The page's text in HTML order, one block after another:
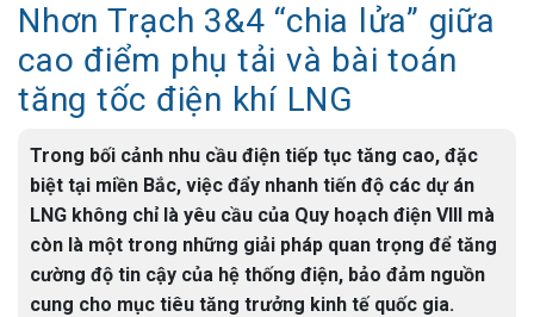
Nhơn Trạch 3&4 “chia lửa” giữa
cao điểm phụ tải và bài toán
tăng tốc điện khí LNG
Trong bối cảnh nhu cầu điện tiếp tục tăng cao, đặc
biệt tại miền Bắc, việc đẩy nhanh tiến độ các dự án
LNG không chỉ là yêu cầu của Quy hoạch điện VIII mà
còn là một trong những giải pháp quan trọng để tăng
cường độ tin cậy của hệ thống điện, bảo đảm nguồn
cung cho mục tiêu tăng trưởng kinh tế quốc gia.